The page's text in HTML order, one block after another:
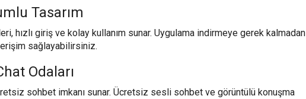
Tasarım
hızlı giriş ve kolay kullanım sunar. Uygulama indirmeye gerek kalmadan
erişim sağlayabilirsiniz.
Odaları
sohbet imkanı sunar. Ücretsiz sesli sohbet ve görüntülü konuşma